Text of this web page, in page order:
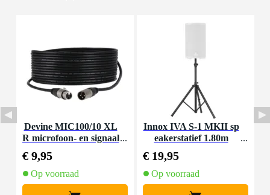
Devine MIC100/10 XL
R microfoon- en signaal
€ 9,95
Op voorraad
Innox IVA S-1 MKII sp
eakerstatief 1.80m
€ 19,95
Op voorraad